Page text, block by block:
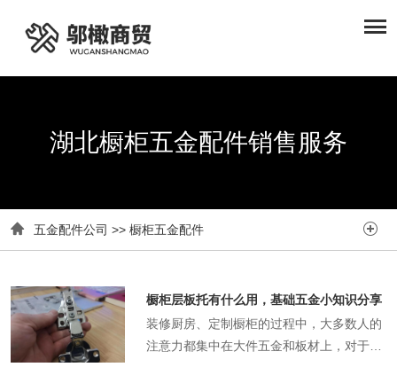
湖北橱柜五金配件销售服务
 五金配件公司 >> 橱柜五金配件 
橱柜层板托有什么用，基础五金小知识分享
装修厨房、定制橱柜的过程中，大多数人的
注意力都集中在大件五金和板材上，对于层